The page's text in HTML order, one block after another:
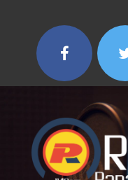
contenido